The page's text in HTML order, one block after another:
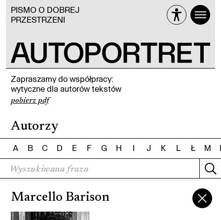
PISMO O DOBREJ
PRZESTRZENI
Zapraszamy do współpracy:
wytyczne dla autorów tekstów
pobierz pdf
Autorzy
A B C D E F G H I J K L Ł M
Marcello Barison